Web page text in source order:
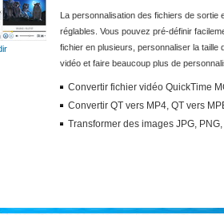
La personnalisation des fichiers de sortie
réglables. Vous pouvez pré-définir
fichier en plusieurs, personnaliser la
vidéo et faire beaucoup plus de
Convertir fichier vidéo QuickTime
Convertir QT vers MP4, QT vers
Transformer des images JPG,